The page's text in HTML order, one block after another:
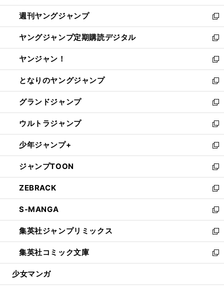
開
く
ウ
で
開
く
ン
ド
ウ
で
開
く
ウ
ィ
ン
ド
ウ
で
開
く
週刊ヤングジャンプ
新
し
い
ウ
ィ
ン
ド
ウ
で
開
く
ヤングジャンプ定期購読デジタル
新
し
い
ウ
ィ
ン
ド
ウ
で
開
く
ヤンジャン！
新
し
い
ウ
ィ
ン
ド
ウ
で
開
く
となりのヤングジャンプ
新
し
い
ウ
ィ
ン
ド
ウ
で
開
く
グランドジャンプ
新
し
い
ウ
ィ
ン
ド
ウ
で
開
く
ウルトラジャンプ
新
し
い
ウ
ィ
ン
ド
ウ
で
開
く
少年ジャンプ+
新
し
い
ウ
ィ
ン
ド
ウ
で
開
く
ジャンプTOON
新
し
い
ウ
ィ
ン
ド
ウ
で
開
ZEBRACK
新
し
い
ウ
ィ
ン
ド
ウ
開
S-MANGA
新
し
い
ウ
ィ
ン
ウ
集英社ジャンプリミックス
新
し
い
ウ
ン
集英社コミック文庫
新
し
ウ
少女マンガ